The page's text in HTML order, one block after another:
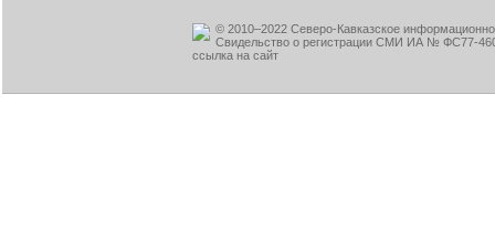
© 2010–2022 Северо-Кавказское
Свидельство о регистрации СМИ ИА № ФС77-
ссылка на сайт